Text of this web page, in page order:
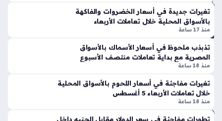
ة
يعل
ق
عل
ى
انت
قا
ل
مح
مد
ص
زار
ع
والأ
س
وا
ق
الم
حل
ية
الي
وم
وذلك بالتزامن مع الصعود الملحوظ للمعدن الأصفر عالميًا. يأتي
تغيرات جديدة في أسعار الخضروات والفاكهة
بالأسواق المحلية خلال تعاملات الأربعاء
منذ 17 ساعة
تذبذب ملحوظ في أسعار الأسماك بالأسواق
المصرية مع بداية تعاملات منتصف الأسبوع
منذ 18 ساعة
تغيرات مفاجئة في أسعار اللحوم بالأسواق المحلية
خلال تعاملات الأربعاء 5 أغسطس
منذ 18 ساعة
تطورات مفاجئة في سعر الدولار مقابل الجنيه داخل